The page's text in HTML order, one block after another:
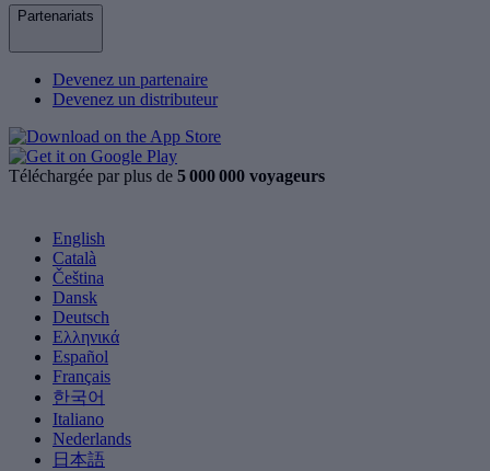
Partenariats
Devenez un partenaire
Devenez un distributeur
Téléchargée par plus de 5 000 000 voyageurs
English
Català
Čeština
Dansk
Deutsch
Ελληνικά
Español
Français
한국어
Italiano
Nederlands
日本語